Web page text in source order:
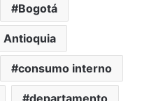
Bogotá
Antioquia
consumo interno
departamento